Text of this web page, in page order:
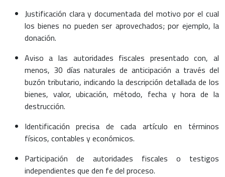
Justificación clara y documentada del motivo por el cual
los bienes no pueden ser aprovechados; por ejemplo, la
donación.
Aviso a las autoridades fiscales presentado con, al
menos, 30 días naturales de anticipación a través del
buzón tributario, indicando la descripción detallada de los
bienes, valor, ubicación, método, fecha y hora de la
destrucción.
Identificación precisa de cada artículo en términos
físicos, contables y económicos.
Participación de autoridades fiscales o testigos
independientes que den fe del proceso.